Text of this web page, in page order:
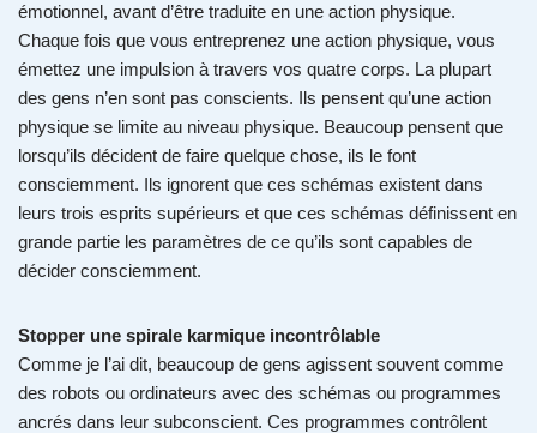
émotionnel, avant d’être traduite en une action physique.
Chaque fois que vous entreprenez une action physique, vous
émettez une impulsion à travers vos quatre corps. La plupart
des gens n’en sont pas conscients. Ils pensent qu’une action
physique se limite au niveau physique. Beaucoup pensent que
lorsqu’ils décident de faire quelque chose, ils le font
consciemment. Ils ignorent que ces schémas existent dans
leurs trois esprits supérieurs et que ces schémas définissent en
grande partie les paramètres de ce qu’ils sont capables de
décider consciemment.
Stopper une spirale karmique incontrôlable
Comme je l’ai dit, beaucoup de gens agissent souvent comme
des robots ou ordinateurs avec des schémas ou programmes
ancrés dans leur subconscient. Ces programmes contrôlent